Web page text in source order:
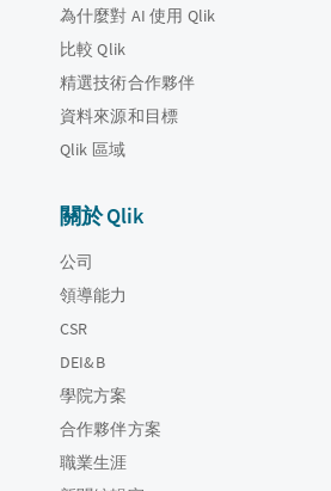
為什麼對 AI 使用 Qlik
比較 Qlik
精選技術合作夥伴
資料來源和目標
Qlik 區域
關於 Qlik
公司
領導能力
CSR
DEI&B
學院方案
合作夥伴方案
職業生涯